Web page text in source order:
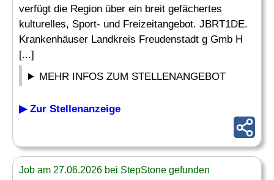
verfügt die Region über ein breit gefächertes
kulturelles, Sport- und Freizeitangebot. JBRT1DE.
Krankenhäuser Landkreis Freudenstadt g Gmb H
[...]
MEHR INFOS ZUM STELLENANGEBOT
▶ Zur Stellenanzeige
Job am 27.06.2026 bei StepStone gefunden